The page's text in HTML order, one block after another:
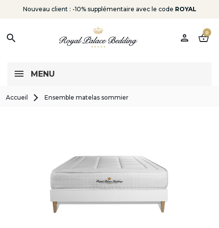
Nouveau client : -10% supplémentaire avec le code ROYAL
search person shopping_basket
0
MENU
Accueil Ensemble matelas sommier